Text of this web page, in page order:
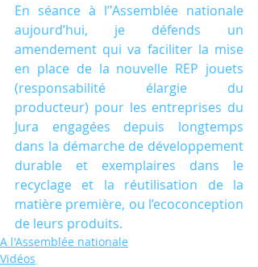
En séance à l’'Assemblée nationale
aujourd’hui, je défends un
amendement qui va faciliter la mise
en place de la nouvelle REP jouets
(responsabilité élargie du
producteur) pour les entreprises du
Jura engagées depuis longtemps
dans la démarche de développement
durable et exemplaires dans le
recyclage et la réutilisation de la
matière première, ou l’ecoconception
de leurs produits.
A l'Assemblée nationale
Vidéos